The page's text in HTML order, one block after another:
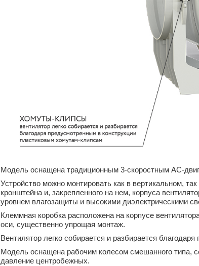
Модель оснащена традиционным 3-скоростным AC-
Устройство можно монтировать как в вертикальном,
кронштейна и, закрепленного на нем, корпуса
уровнем влагозащиты и высокими диэлектрическими
Клеммная коробка расположена на корпусе
оси, существенно упрощая монтаж.
Вентилятор легко собирается и разбирается
Модель оснащена рабочим колесом смешанного типа,
давление центробежных.